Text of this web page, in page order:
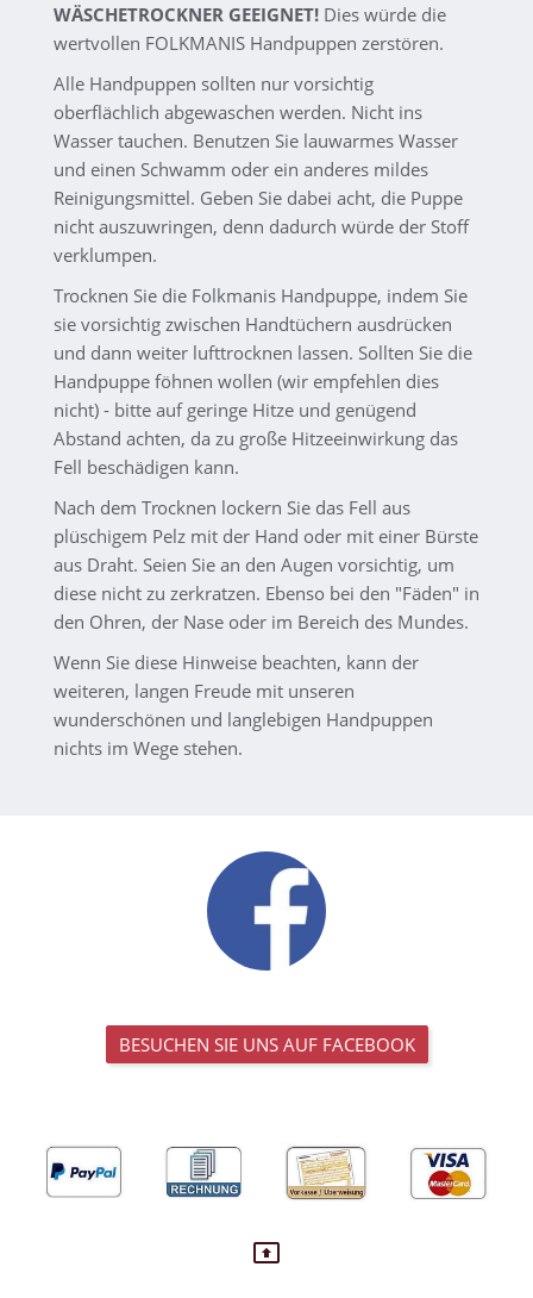
WÄSCHETROCKNER GEEIGNET!Dies würde die
wertvollen FOLKMANIS Handpuppen zerstören.
Alle Handpuppen sollten nur vorsichtig
oberflächlich abgewaschen werden. Nicht ins
Wasser tauchen. Benutzen Sie lauwarmes Wasser
und einen Schwamm oder ein anderes mildes
Reinigungsmittel. Geben Sie dabei acht, die Puppe
nicht auszuwringen, denn dadurch würde der Stoff
verklumpen.
Trocknen Sie die Folkmanis Handpuppe, indem Sie
sie vorsichtig zwischen Handtüchern ausdrücken
und dann weiter lufttrocknen lassen. Sollten Sie die
Handpuppe föhnen wollen (wir empfehlen dies
nicht) - bitte auf geringe Hitze und genügend
Abstand achten, da zu große Hitzeeinwirkung das
Fell beschädigen kann.
Nach dem Trocknen lockern Sie das Fell aus
plüschigem Pelz mit der Hand oder mit einer Bürste
aus Draht. Seien Sie an den Augen vorsichtig, um
diese nicht zu zerkratzen. Ebenso bei den "Fäden" in
den Ohren, der Nase oder im Bereich des Mundes.
Wenn Sie diese Hinweise beachten, kann der
weiteren, langen Freude mit unseren
wunderschönen und langlebigen Handpuppen
nichts im Wege stehen.
BESUCHEN SIE UNS AUF FACEBOOK